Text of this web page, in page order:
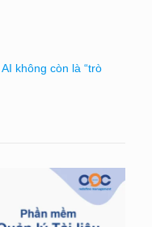
không còn là “trò